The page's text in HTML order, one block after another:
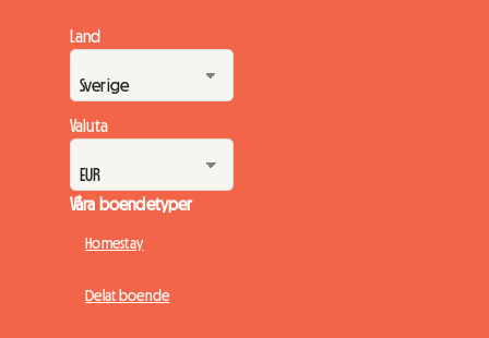
Land
Valuta
Våra boendetyper
Homestay
Delat boende